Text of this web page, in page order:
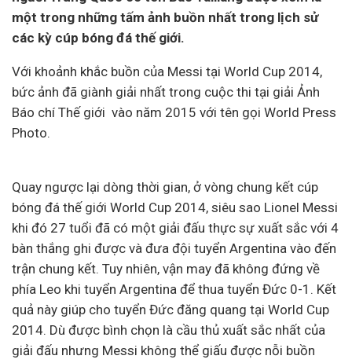
một trong những tấm ảnh buồn nhất trong lịch sử
các kỳ cúp bóng đá thế giới.
Với khoảnh khắc buồn của Messi tại World Cup 2014,
bức ảnh đã giành giải nhất trong cuộc thi tại giải Ảnh
Báo chí Thế giới vào năm 2015 với tên gọi World Press
Photo.
Quay ngược lại dòng thời gian, ở vòng chung kết cúp
bóng đá thế giới World Cup 2014, siêu sao Lionel Messi
khi đó 27 tuổi đã có một giải đấu thực sự xuất sắc với 4
bàn thắng ghi được và đưa đội tuyển Argentina vào đến
trận chung kết. Tuy nhiên, vận may đã không đứng về
phía Leo khi tuyển Argentina để thua tuyển Đức 0-1. Kết
quả này giúp cho tuyển Đức đăng quang tại World Cup
2014. Dù được bình chọn là cầu thủ xuất sắc nhất của
giải đấu nhưng Messi không thể giấu được nỗi buồn